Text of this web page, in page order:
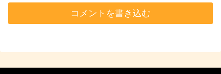
コメントを書き込む